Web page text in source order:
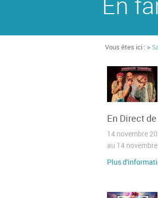
Vous êtes ici : >
En Direct
14 novembre
au 14
Plus